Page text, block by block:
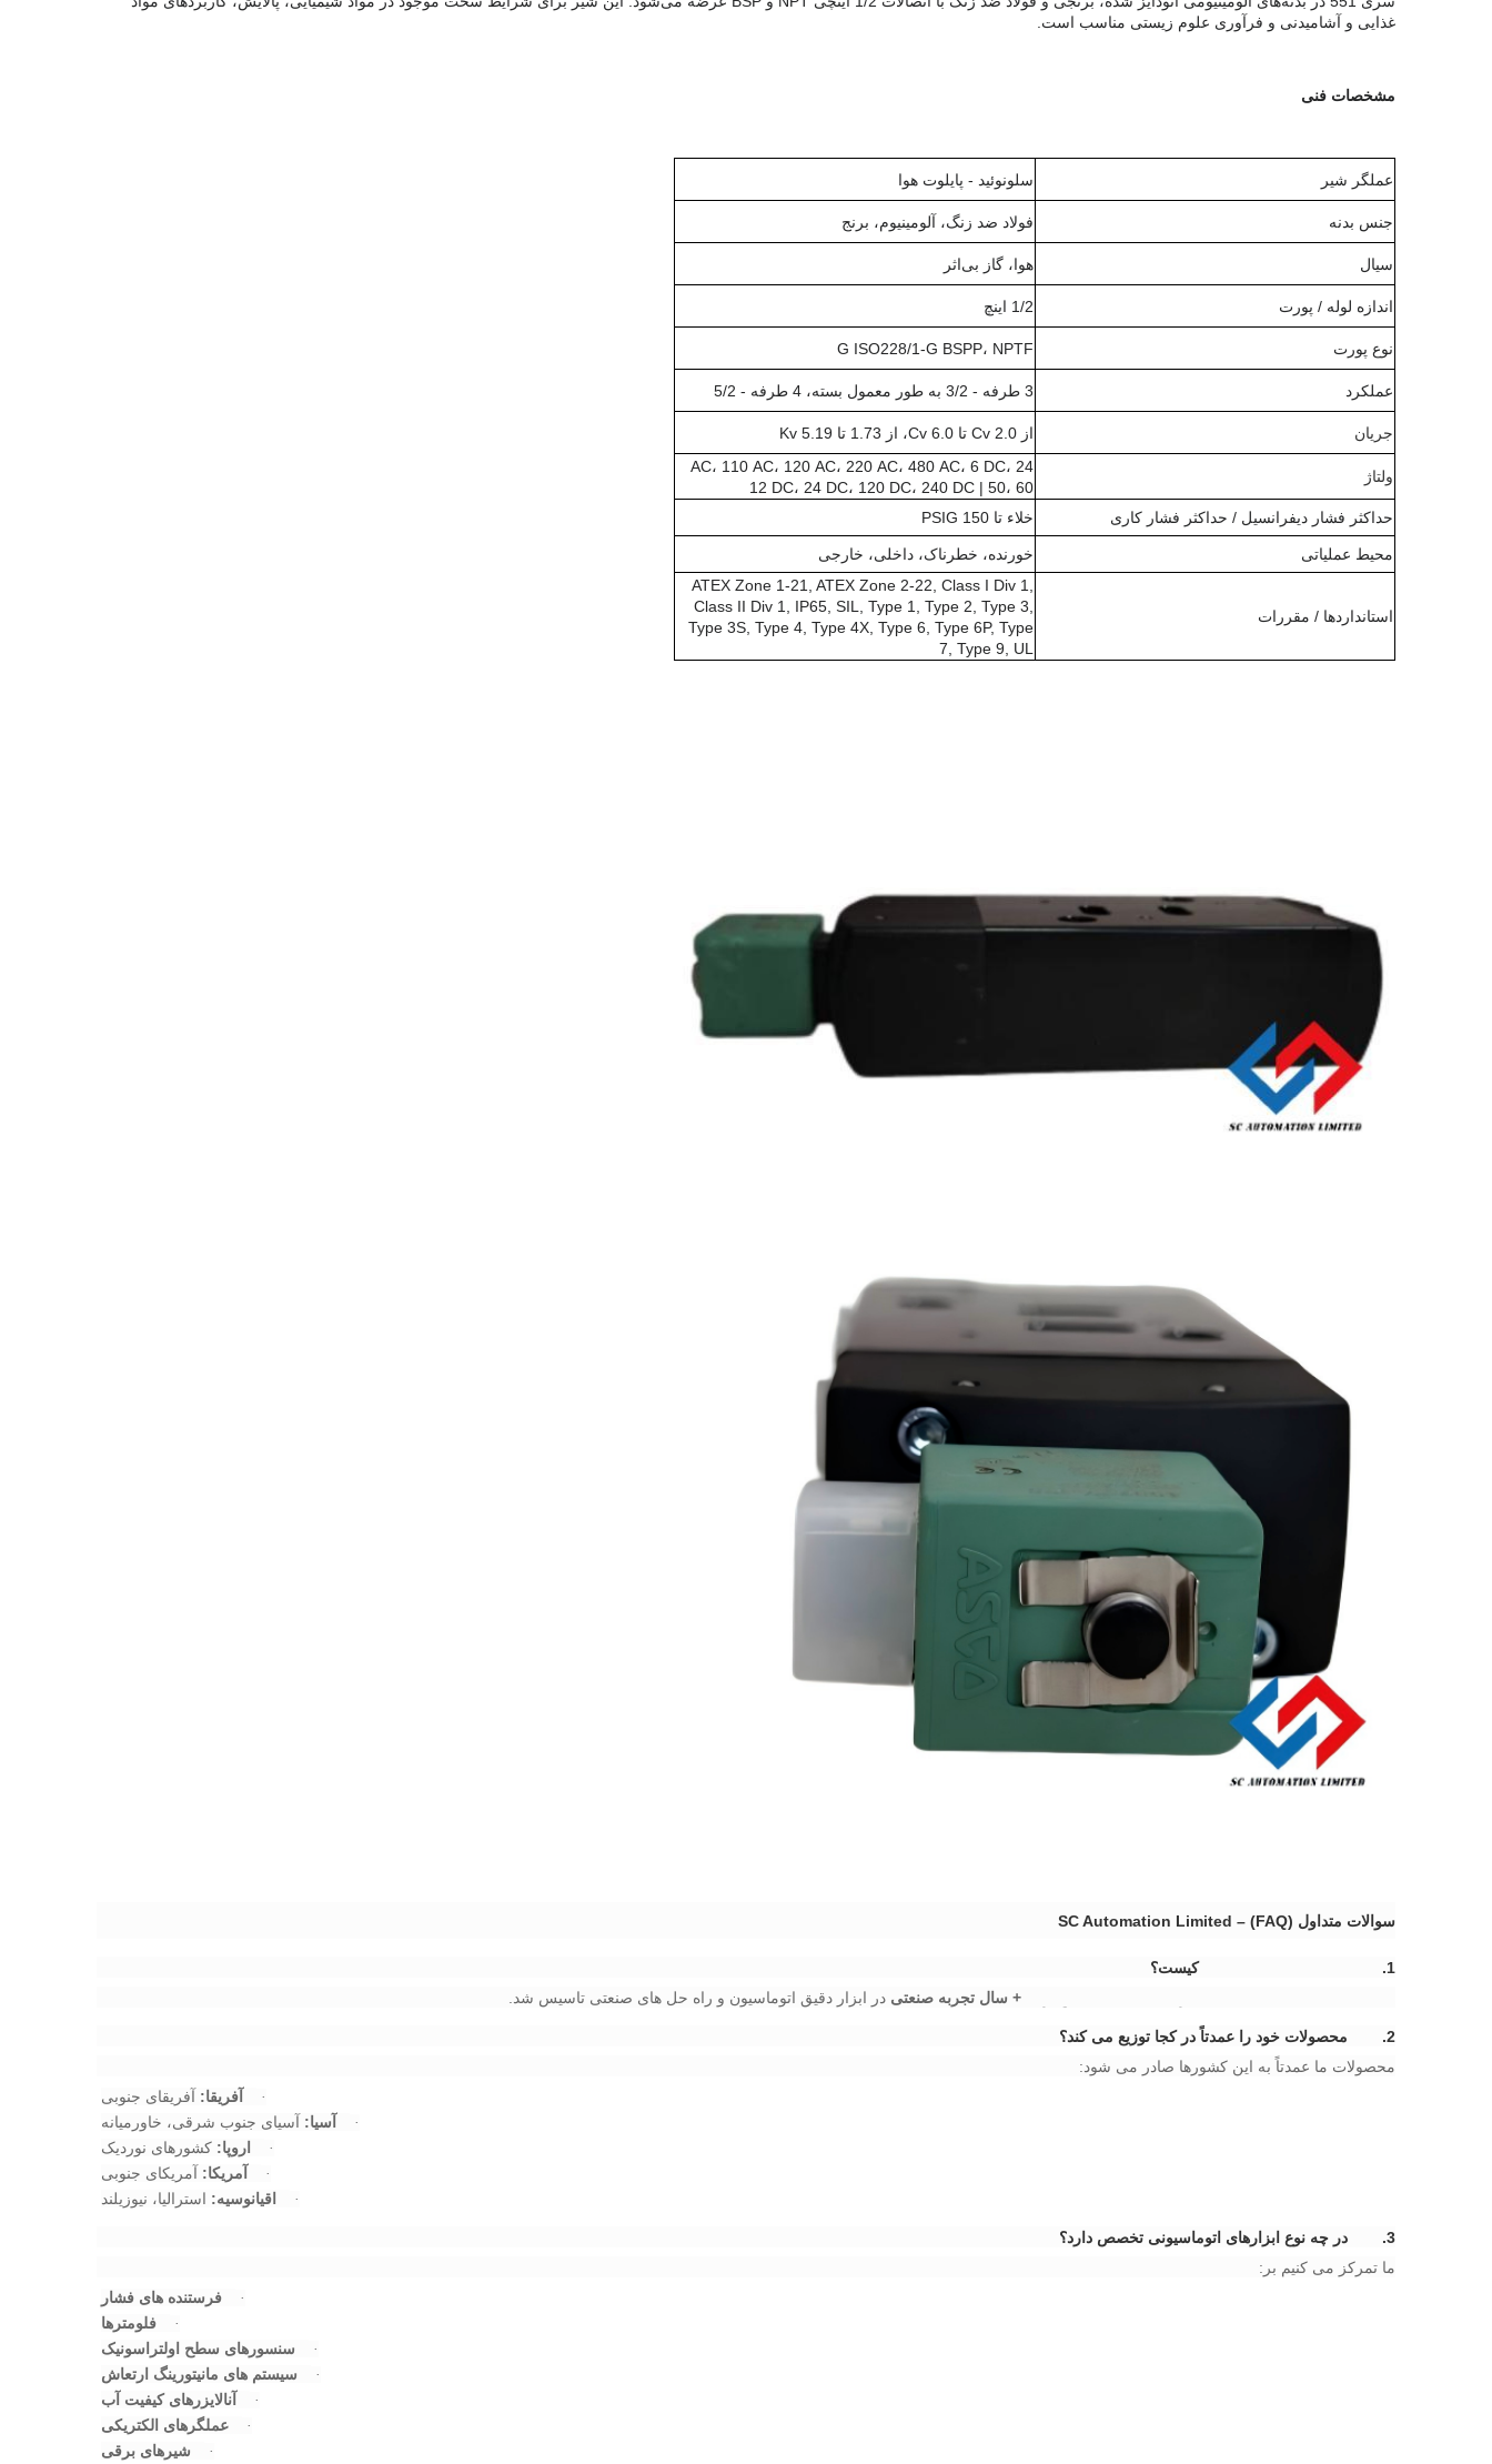
غذایی و آشامیدنی و فرآوری علوم زیستی مناسب است.
مشخصات فنی
عملگر شیر سلونوئید - پایلوت هوا
جنس بدنه فولاد ضد زنگ، آلومینیوم، برنج
سیال هوا، گاز بی‌اثر
اندازه لوله / پورت 1/2 اینچ
نوع پورت G ISO228/1-G BSPP، NPTF
عملکرد 3 طرفه - 3/2 به طور معمول بسته، 4 طرفه - 5/2
جریان از 2.0 Cv تا 6.0 Cv، از 1.73 تا 5.19 Kv
ولتاژ
24 AC، 110 AC، 120 AC، 220 AC، 480 AC، 6 DC،
12 DC، 24 DC، 120 DC، 240 DC | 50، 60
حداکثر فشار دیفرانسیل / حداکثر فشار کاری
خلاء تا 150 PSIG
محیط عملیاتی خورنده، خطرناک، داخلی، خارجی
استانداردها / مقررات
ATEX Zone 1-21, ATEX Zone 2-22, Class I Div 1,
Class II Div 1, IP65, SIL, Type 1, Type 2, Type 3,
Type 3S, Type 4, Type 4X, Type 6, Type 6P, Type
7, Type 9, UL
سوالات متداول (FAQ) – SC Automation Limited​
​1.
​ در ابزار دقیق اتوماسیون و راه حل های صنعتی تاسیس شد.
​2.
محصولات ما عمدتاً به این کشورها صادر می شود:
· ​ آفریقا:​ ​ آفریقای جنوبی
· ​ آسیا:​ ​ آسیای جنوب شرقی، خاورمیانه
· ​ اروپا:​ ​ کشورهای نوردیک
· ​ آمریکا:​ ​ آمریکای جنوبی
· ​ اقیانوسیه:​ ​ استرالیا، نیوزیلند
​3.
ما تمرکز می کنیم بر:
· ​ فرستنده های فشار​
· ​ فلومترها​
· ​ سنسورهای سطح اولتراسونیک​
· ​ سیستم های مانیتورینگ ارتعاش​
· ​ آنالایزرهای کیفیت آب​
· ​ عملگرهای الکتریکی​
· ​ شیرهای برقی​